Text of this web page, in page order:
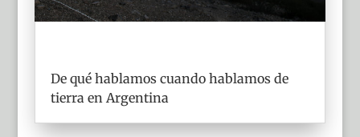
De qué hablamos cuando hablamos de
tierra en Argentina